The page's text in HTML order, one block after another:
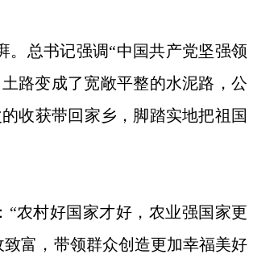
。总书记强调“中国共产党坚强领
路变成了宽敞平整的水泥路，公
收获带回家乡，脚踏实地把祖国
农村好国家才好，农业强国家更
富，带领群众创造更加幸福美好